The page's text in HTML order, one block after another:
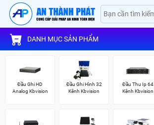
DANH MỤC SẢN PHẨM
Đầu Ghi HD
Analog Kbvision
Đầu Ghi Hình 32
Kênh Kbvision
Đầu Thu Ip 64
Kênh Kbvision